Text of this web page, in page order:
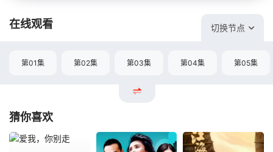
在线观看 切换节点
第01集 第02集 第03集 第04集 第05集
猜你喜欢